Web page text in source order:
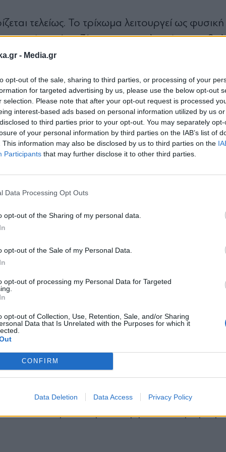
- Media.gr
opt-out of the sale, sharing to third parties, or processing of your
for targeted advertising by us, please use the below opt-out
selection. Please note that after your opt-out request is processed
interest-based ads based on personal information utilized by us
to third parties prior to your opt-out. You may separately
of your personal information by third parties on the IAB’s list of
This information may also be disclosed by us to third parties on the
Participants that may further disclose it to other third parties.
Data Processing Opt Outs
opt-out of the Sharing of my personal data.
opt-out of the Sale of my Personal Data.
opt-out of processing my Personal Data for Targeted
opt-out of Collection, Use, Retention, Sale, and/or Sharing
Data that Is Unrelated with the Purposes for which it
CONFIRM
Data Deletion Data Access Privacy Policy
τελείως. Το τρίχωμα λειτουργεί ως
από τη ζέστη και την ηλιακή
για να απομακρύνονται οι νεκρές
μπορεί να σάς καθοδηγήσει ανάλογα με τις
(Κοκόνι, κ.α.).
καθαρά ανθρώπινη ανάγκη και ότι αυτό που
επιτρέπει στο δέρμα του ζώου να
τουλάχιστον μία φορά την ημέρα.
ειδικό σαμπουάν για σκύλους, είναι αρκετό.
θα πρέπει να βουρτσίσουμε για να φύγουν οι
στα αφτιά του. Μετά το μπάνιο, φροντίζουμε
του δέρματος. Προσοχή: μετά από βουτιές στη
νερό για να απομακρύνουμε το αλάτι
σκασίματα ή ερεθισμούς και χρησιμοποιούμε
ιδιαίτερα τα μεσημέρια όταν ο
είναι νωρίς το πρωί ή αργά το απόγευμα για
newsletter
Αποδέχομαι τουςόρους χρήσης